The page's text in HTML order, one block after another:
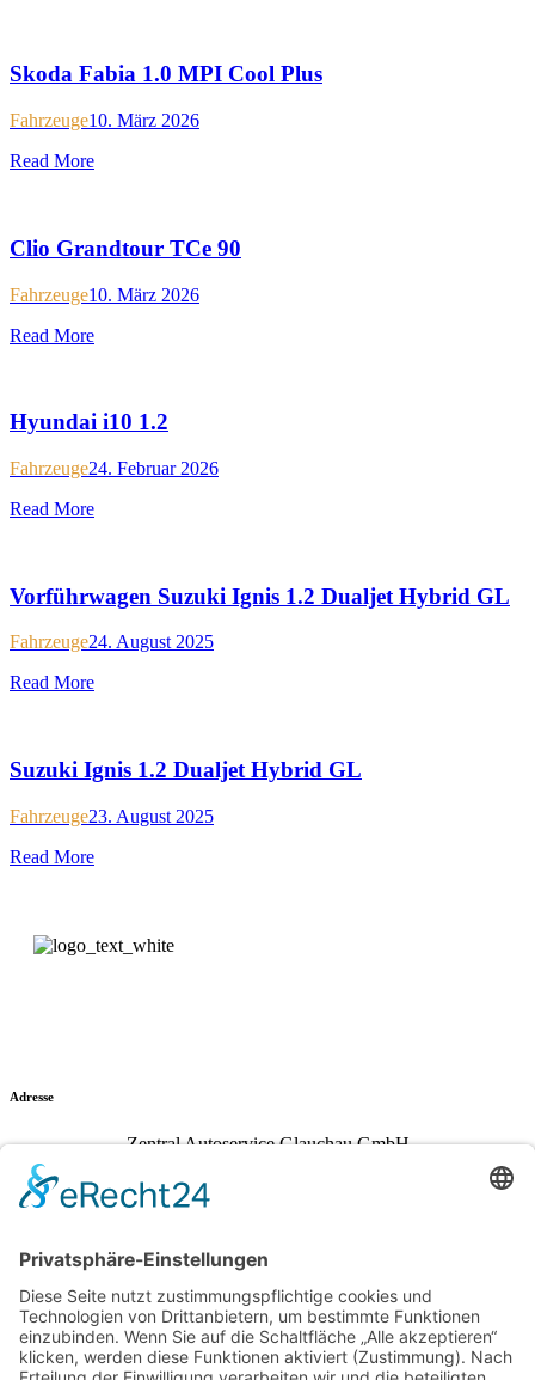
Skoda Fabia 1.0 MPI Cool Plus
Fahrzeuge10. März 2026
Read More
Clio Grandtour TCe 90
Fahrzeuge10. März 2026
Read More
Hyundai i10 1.2
Fahrzeuge24. Februar 2026
Read More
Vorführwagen Suzuki Ignis 1.2 Dualjet Hybrid GL
Fahrzeuge24. August 2025
Read More
Suzuki Ignis 1.2 Dualjet Hybrid GL
Fahrzeuge23. August 2025
Read More
Adresse
Zentral Autoservice Glauchau GmbH
08371 Glauchau
Telefon:03763 / 60880